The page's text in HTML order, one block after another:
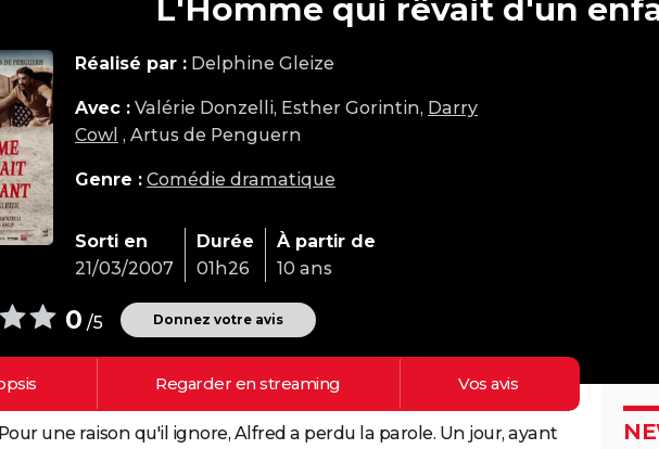
L'Homme qui rêvait d'un
Réalisé par : Delphine Gleize
Avec : Valérie Donzelli, Esther Gorintin, Darry
Cowl , Artus de Penguern
Genre : Comédie dramatique
Sorti en
21/03/2007
Durée
01h26
À partir de
10 ans
0 /5 Donnez votre avis
Regarder enstreaming Vosavis
une raison qu'il ignore, Alfred a perdu la parole. Un jour, ayant